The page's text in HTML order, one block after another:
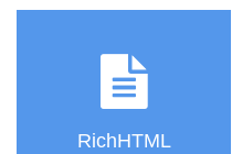
RichHTML